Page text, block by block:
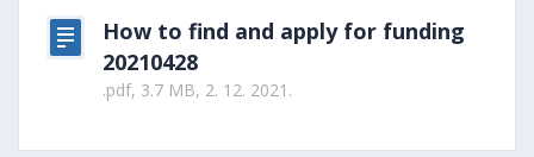
How to find and apply for funding
20210428
.pdf, 3.7 MB, 2. 12. 2021.